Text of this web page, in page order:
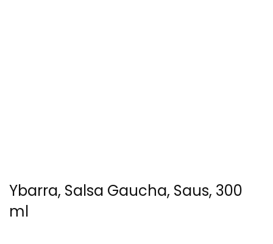
Ybarra, Salsa Gaucha, Saus, 300
ml